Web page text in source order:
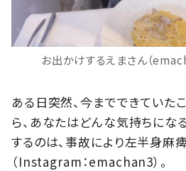
お出かけするえまさん（
ある日突然、今までできていた
ら、あなたはどんな気持ちにな
するのは、事故により左半身麻
（Instagram：emachan3）。